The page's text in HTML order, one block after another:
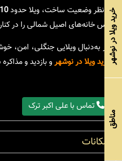
از نظر وضعیت ساخت، ویلا حدود10 سال ساخت
حس خانه‌های اصیل شمالی را در
اگر به‌دنبال ویلایی جنگلی،
خرید ویلا در نوشهرو بازدید و مذاکره
تماس با علی اکبر ترک
امکانات
خرید ویلا در نوشهر
مناطق